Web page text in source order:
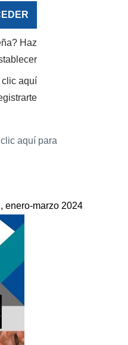
Haz
clic aquí
aquí para
enero-marzo 2024